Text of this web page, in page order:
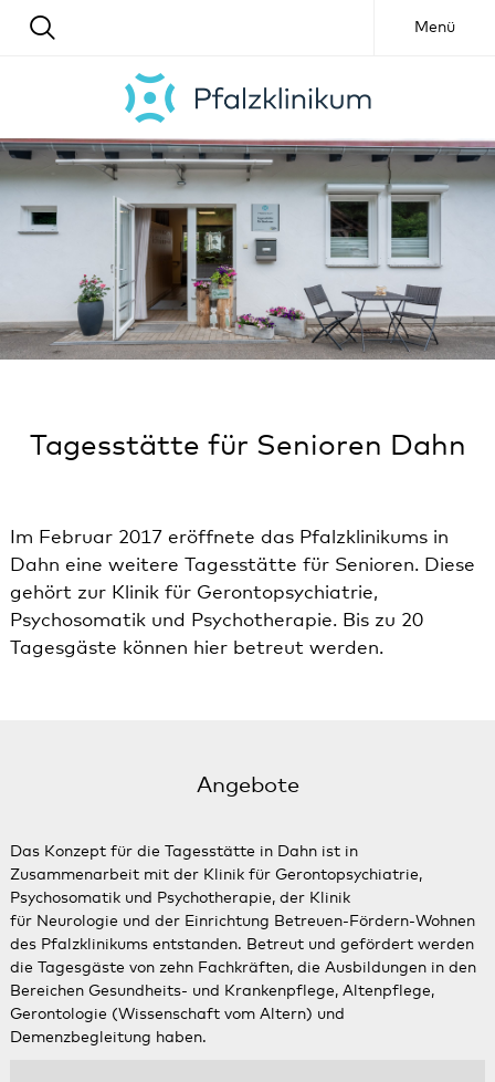
Menü
Tagesstätte für Senioren Dahn
Im Februar 2017 eröffnete das Pfalzklinikums in
Dahn eine weitere Tagesstätte für Senioren. Diese
gehört zur Klinik für Gerontopsychiatrie,
Psychosomatik und Psychotherapie. Bis zu 20
Tagesgäste können hier betreut werden.
Angebote
Das Konzept für die Tagesstätte in Dahn ist in
Zusammenarbeit mit der Klinik für Gerontopsychiatrie,
Psychosomatik und Psychotherapie, der Klinik
für Neurologie und der Einrichtung Betreuen-Fördern-Wohnen
des Pfalzklinikums entstanden. Betreut und gefördert werden
die Tagesgäste von zehn Fachkräften, die Ausbildungen in den
Bereichen Gesundheits- und Krankenpflege, Altenpflege,
Gerontologie (Wissenschaft vom Altern) und
Demenzbegleitung haben.